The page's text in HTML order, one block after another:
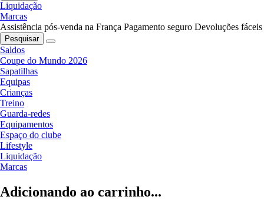
Liquidação
Marcas
Assistência pós-venda na França Pagamento seguro Devoluções fáceis
Pesquisar
Saldos
Coupe do Mundo 2026
Sapatilhas
Equipas
Crianças
Treino
Guarda-redes
Equipamentos
Espaço do clube
Lifestyle
Liquidação
Marcas
Adicionando ao carrinho...